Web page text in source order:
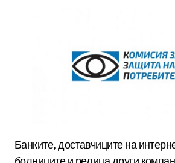
Банките, доставчиците на интернет услуги,